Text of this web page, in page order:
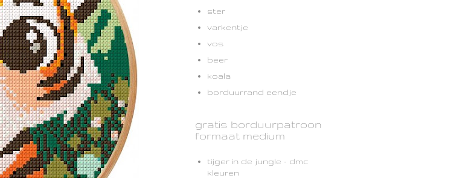
ster
varkentje
vos
beer
koala
borduurrand eendje
gratis borduurpatroon
formaat medium
tijger in de jungle - dmc
kleuren